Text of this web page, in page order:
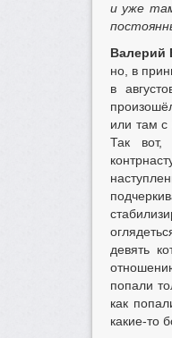
и уже
Валерий
но, в
в
или там с
Так вот,
девять
попали
как
какие-то